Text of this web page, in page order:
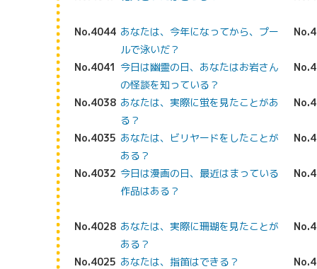
No.4044 あなたは、今年になってから、プー
ルで泳いだ？
No.4041 今日は幽霊の日、あなたはお岩さん
の怪談を知っている？
No.4038 あなたは、実際に蛍を見たことがあ
る？
No.4035 あなたは、ビリヤードをしたことが
ある？
No.4032 今日は漫画の日、最近はまっている
作品はある？
No.4028 あなたは、実際に珊瑚を見たことが
ある？
No.4025 あなたは、指笛はできる？